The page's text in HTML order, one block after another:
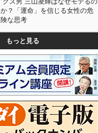
か？「運命」を信じる女性の危
険な思考
もっと見る